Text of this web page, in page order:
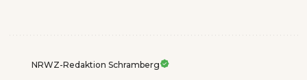
NRWZ-Redaktion Schramberg